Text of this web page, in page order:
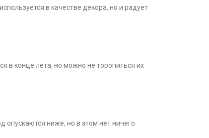
в качестве декора, но и радует
в конце лета, но можно не торопиться их
ниже, но в этом нет ничего